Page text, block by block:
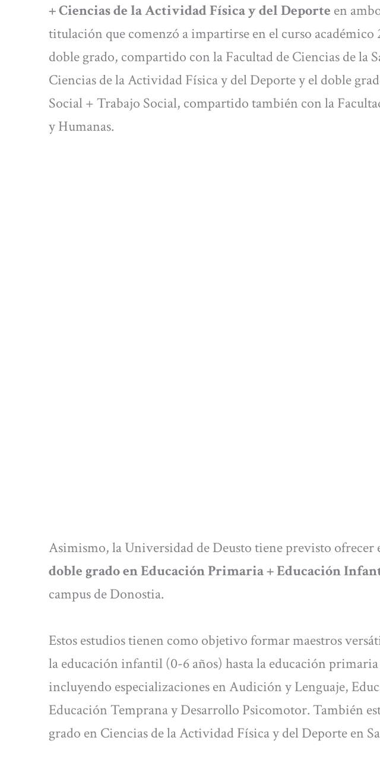
+ Ciencias de la Actividad Físicay del Deporte en
titulación que comenzó a impartirse en el curso académico
doble grado, compartido con la Facultad de Ciencias de la
Ciencias de la Actividad Física y del Deporte y el doble
Social + Trabajo Social, compartido también con la
y Humanas.
Asimismo, la Universidad de Deusto tiene previsto ofrecer
doble grado en Educación Primaria + Educación
campus de Donostia.
Estos estudios tienen como objetivo formar maestros
la educación infantil (0-6 años) hasta la educación primaria
incluyendo especializaciones en Audición y Lenguaje,
Educación Temprana y Desarrollo Psicomotor. También
grado en Ciencias de la Actividad Física y del Deporte en